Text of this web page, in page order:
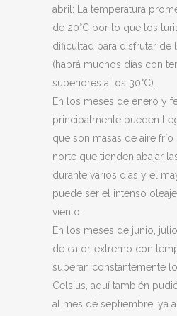
abril: La temperatura
de 20°C por lo que los
dificultad para disfrutar de
(habrá muchos días con
superiores a los 30°C).
En los meses de enero y
principalmente pueden
que son masas de aire frío
norte que tienden abajar
durante varios días y el
puede ser el intenso
viento.
En los meses de junio,
de calor-extremo con
superan constantemente
Celsius, aquí también
al mes de septiembre, ya